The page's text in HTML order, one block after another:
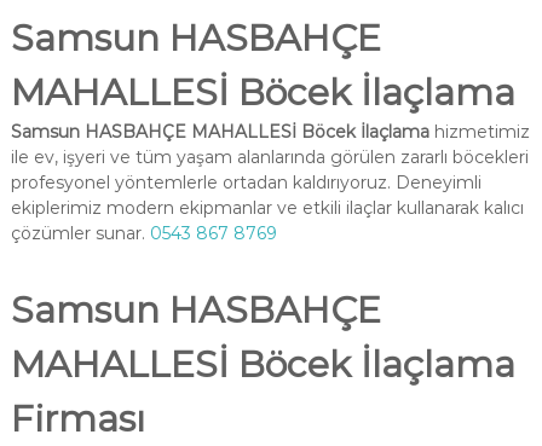
Samsun HASBAHÇE
MAHALLESİ Böcek İlaçlama
Samsun HASBAHÇE MAHALLESİ Böcek İlaçlamahizmetimiz
ile ev, işyeri ve tüm yaşam alanlarında görülen zararlı böcekleri
profesyonel yöntemlerle ortadan kaldırıyoruz. Deneyimli
ekiplerimiz modern ekipmanlar ve etkili ilaçlar kullanarak kalıcı
çözümler sunar. 0543 867 8769
Samsun HASBAHÇE
MAHALLESİ Böcek İlaçlama
Firması